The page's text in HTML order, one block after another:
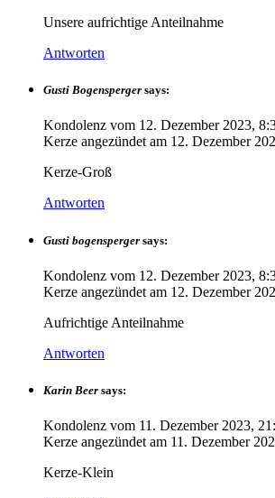
Unsere aufrichtige Anteilnahme
Antworten
Gusti Bogensperger says:
Kondolenz vom 12. Dezember 2023,
Kerze angezündet am 12. Dezember
Kerze-Groß
Antworten
Gusti bogensperger says:
Kondolenz vom 12. Dezember 2023,
Kerze angezündet am 12. Dezember
Aufrichtige Anteilnahme
Antworten
Karin Beer says:
Kondolenz vom 11. Dezember 2023,
Kerze angezündet am 11. Dezember
Kerze-Klein